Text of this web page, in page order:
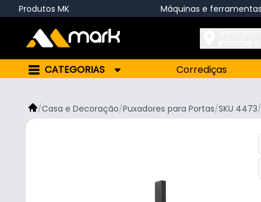
Produtos MK Máquinas e ferramentas
CATEGORIAS Corrediças
/Casa e Decoração/Puxadores para Portas/SKU 4473/